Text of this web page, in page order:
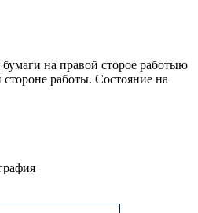
на правой сторое работыю
работы. Состояние на